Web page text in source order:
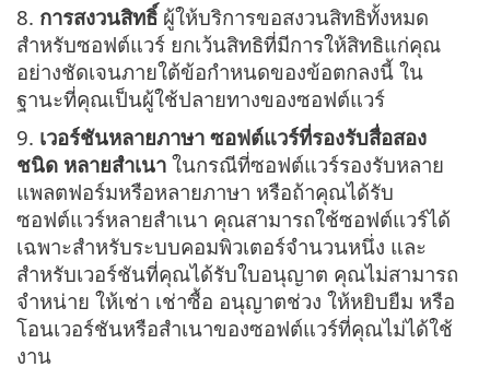
8. การสงวนสิทธิ์ ผู้ให้บริการขอสงวนสิทธิทั้งหมด
สำหรับซอฟต์แวร์ ยกเว้นสิทธิที่มีการให้สิทธิแก่คุณ
อย่างชัดเจนภายใต้ข้อกำหนดของข้อตกลงนี้ ใน
ฐานะที่คุณเป็นผู้ใช้ปลายทางของซอฟต์แวร์
9. เวอร์ชันหลายภาษา ซอฟต์แวร์ที่รองรับสื่อสอง
ชนิด หลายสำเนา ในกรณีที่ซอฟต์แวร์รองรับหลาย
แพลตฟอร์มหรือหลายภาษา หรือถ้าคุณได้รับ
ซอฟต์แวร์หลายสำเนา คุณสามารถใช้ซอฟต์แวร์ได้
เฉพาะสำหรับระบบคอมพิวเตอร์จำนวนหนึ่ง และ
สำหรับเวอร์ชันที่คุณได้รับใบอนุญาต คุณไม่สามารถ
จำหน่าย ให้เช่า เช่าซื้อ อนุญาตช่วง ให้หยิบยืม หรือ
โอนเวอร์ชันหรือสำเนาของซอฟต์แวร์ที่คุณไม่ได้ใช้
งาน